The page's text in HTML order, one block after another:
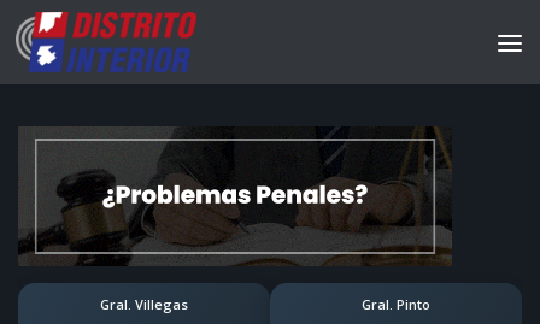
Gral. Villegas Gral. Pinto